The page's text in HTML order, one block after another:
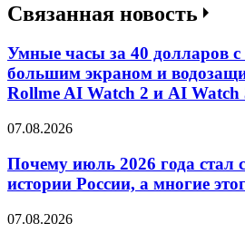
Связанная новость
Умные часы за 40 долларов с
большим экраном и
Rollme AI Watch 2 и AI Watch
07.08.2026
Почему июль 2026 года
истории России, а многие
07.08.2026